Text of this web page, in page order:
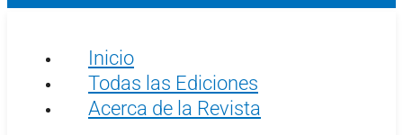
Inicio
Todas las Ediciones
Acerca de la Revista